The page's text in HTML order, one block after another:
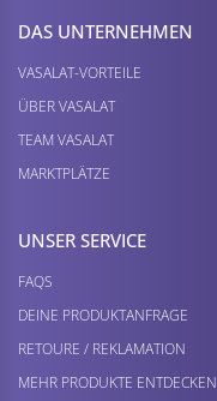
DAS UNTERNEHMEN
VASALAT-VORTEILE
ÜBER VASALAT
TEAM VASALAT
MARKTPLÄTZE
UNSER SERVICE
FAQS
DEINE PRODUKTANFRAGE
RETOURE / REKLAMATION
MEHR PRODUKTE ENTDECKEN